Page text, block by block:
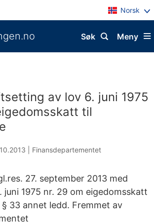
Norsk
Meny
Søk
av lov 6. juni 1975
til
Finansdepartementet
27. september 2013 med
juni 1975 nr. 29 om eigedomsskatt
33 annet ledd. Fremmet av